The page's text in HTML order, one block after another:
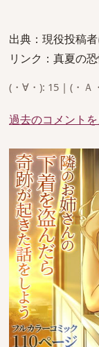
出典：現役投稿
リンク：真夏の
(・∀・): 15 | (・Ａ
過去のコメントを